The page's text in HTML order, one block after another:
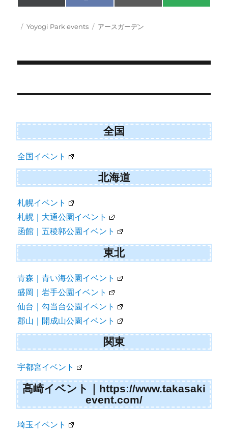
on
(
w
i
r
on
a
e
on
m
on
M
Posted
Categories
Yoyogi Park events Tags
アースガーデン
navigation
全国
全国イベント
北海道
札幌イベント
札幌｜大通公園イベント
函館｜五稜郭公園イベント
東北
青森｜青い海公園イベント
盛岡｜岩手公園イベント
仙台｜勾当台公園イベント
郡山｜開成山公園イベント
関東
宇都宮イベント
高崎イベント｜https://www.takasaki
event.com/
埼玉イベント